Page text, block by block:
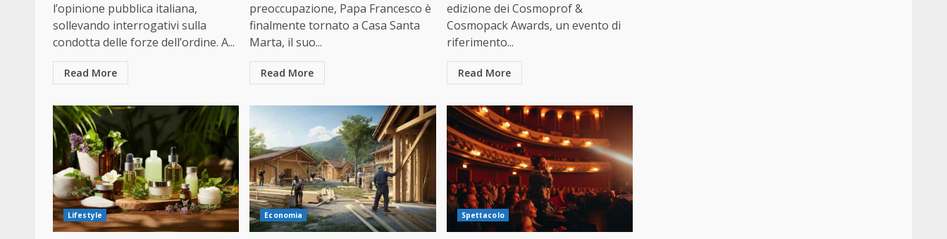
l’opinione pubblica italiana,
sollevando interrogativi sulla
condotta delle forze dell’ordine. A...
Read More
preoccupazione, Papa Francesco è
finalmente tornato a Casa Santa
Marta, il suo...
Read More
edizione dei Cosmoprof &
Cosmopack Awards, un evento di
riferimento...
Read More
Lifestyle Economia Spettacolo